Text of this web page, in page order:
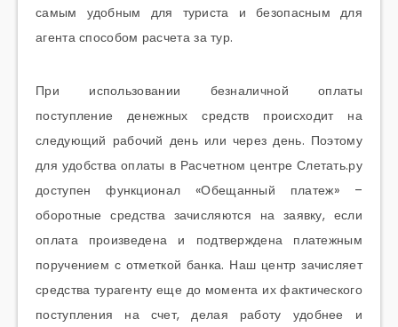
самым удобным для туриста и безопасным для
агента способом расчета за тур.
При использовании безналичной оплаты
поступление денежных средств происходит на
следующий рабочий день или через день. Поэтому
для удобства оплаты в Расчетном центре Слетать.ру
доступен функционал «Обещанный платеж» –
оборотные средства зачисляются на заявку, если
оплата произведена и подтверждена платежным
поручением с отметкой банка. Наш центр зачисляет
средства турагенту еще до момента их фактического
поступления на счет, делая работу удобнее и